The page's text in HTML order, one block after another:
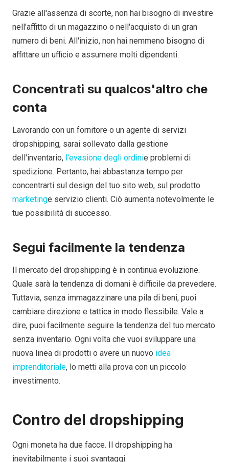
Grazie all'assenza di scorte, non hai bisogno di investire
nell'affitto di un magazzino o nell'acquisto di un gran
numero di beni. All'inizio, non hai nemmeno bisogno di
affittare un ufficio e assumere molti dipendenti.
Concentrati su qualcos'altro che
conta
Lavorando con un fornitore o un agente di servizi
dropshipping, sarai sollevato dalla gestione
dell'inventario, l'evasione degli ordinie problemi di
spedizione. Pertanto, hai abbastanza tempo per
concentrarti sul design del tuo sito web, sul prodotto
marketinge servizio clienti. Ciò aumenta notevolmente le
tue possibilità di successo.
Segui facilmente la tendenza
Il mercato del dropshipping è in continua evoluzione.
Quale sarà la tendenza di domani è difficile da prevedere.
Tuttavia, senza immagazzinare una pila di beni, puoi
cambiare direzione e tattica in modo flessibile. Vale a
dire, puoi facilmente seguire la tendenza del tuo mercato
senza inventario. Ogni volta che vuoi sviluppare una
nuova linea di prodotti o avere un nuovo idea
imprenditoriale, lo metti alla prova con un piccolo
investimento.
Contro del dropshipping
Ogni moneta ha due facce. Il dropshipping ha
inevitabilmente i suoi svantaggi.